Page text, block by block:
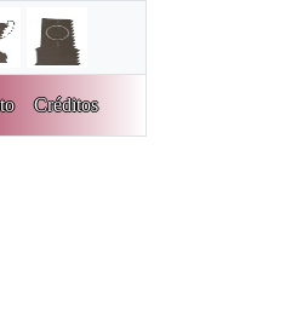
Créditos